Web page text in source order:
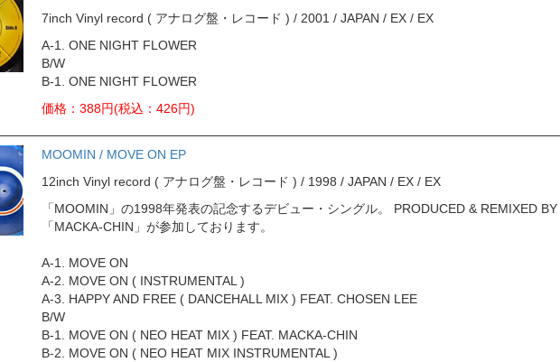
7inch Vinyl record ( アナログ盤・レコード ) / 2001 / JAPAN / EX / EX
A-1. ONE NIGHT FLOWER
B/W
B-1. ONE NIGHT FLOWER
価格：388円(税込：426円)
MOOMIN / MOVE ON EP
12inch Vinyl record ( アナログ盤・レコード ) / 1998 / JAPAN / EX / EX
「MOOMIN」の1998年発表の記念するデビュー・シングル。 PRODUCED & REMIXED
「MACKA-CHIN」が参加しております。
A-1. MOVE ON
A-2. MOVE ON ( INSTRUMENTAL )
A-3. HAPPY AND FREE ( DANCEHALL MIX ) FEAT. CHOSEN LEE
B/W
B-1. MOVE ON ( NEO HEAT MIX ) FEAT. MACKA-CHIN
B-2. MOVE ON ( NEO HEAT MIX INSTRUMENTAL )